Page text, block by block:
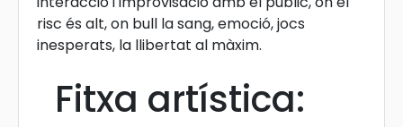
risc és alt, on bull la sang, emoció, jocs
inesperats, la llibertat al màxim.
Fitxa artística: